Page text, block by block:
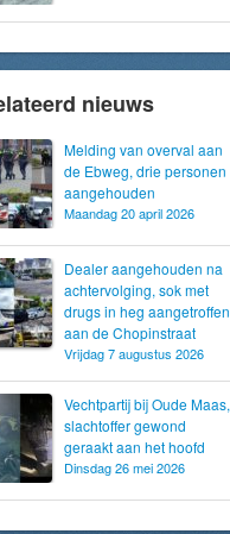
nieuws
Melding van overval aan
de Ebweg, drie personen
aangehouden
Maandag 20 april 2026
Dealer aangehouden na
achtervolging, sok met
drugs in heg aangetroffen
aan de Chopinstraat
Vrijdag 7 augustus 2026
Vechtpartij bij Oude Maas,
slachtoffer gewond
geraakt aan het hoofd
Dinsdag 26 mei 2026